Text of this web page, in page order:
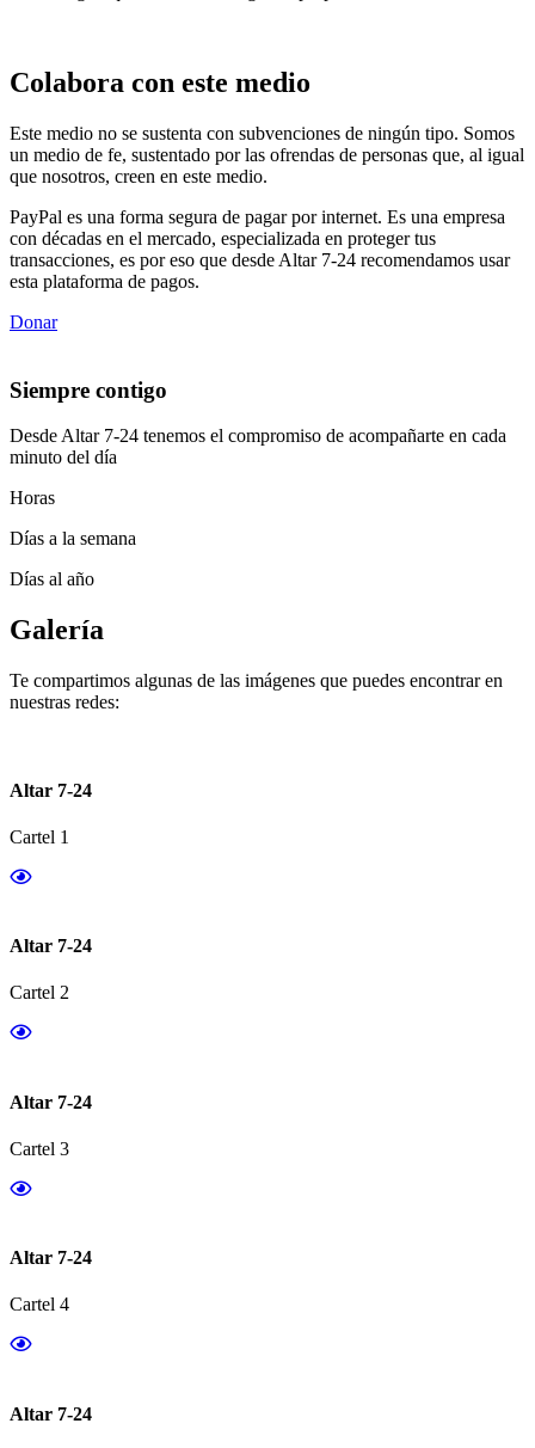
Colabora con este medio
Este medio no se sustenta con subvenciones de ningún tipo. Somos
un medio de fe, sustentado por las ofrendas de personas que, al igual
que nosotros, creen en este medio.
PayPal es una forma segura de pagar por internet. Es una empresa
con décadas en el mercado, especializada en proteger tus
transacciones, es por eso que desde Altar 7-24 recomendamos usar
esta plataforma de pagos.
Donar
Siempre contigo
Desde Altar 7-24 tenemos el compromiso de acompañarte en cada
minuto del día
Horas
Días a la semana
Días al año
Galería
Te compartimos algunas de las imágenes que puedes encontrar en
nuestras redes:
Altar 7-24
Cartel 1
Altar 7-24
Cartel 2
Altar 7-24
Cartel 3
Altar 7-24
Cartel 4
Altar 7-24